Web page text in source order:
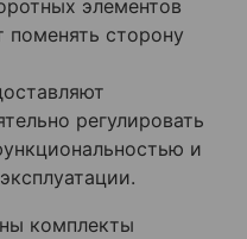
элементов
сторону
регулировать
и
комплекты